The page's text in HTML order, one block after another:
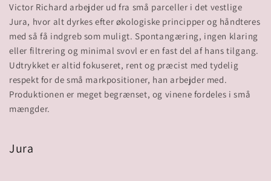
Victor Richard arbejder ud fra små parceller i det vestlige
Jura, hvor alt dyrkes efter økologiske principper og håndteres
med så få indgreb som muligt. Spontangæring, ingen klaring
eller filtrering og minimal svovl er en fast del af hans tilgang.
Udtrykket er altid fokuseret, rent og præcist med tydelig
respekt for de små markpositioner, han arbejder med.
Produktionen er meget begrænset, og vinene fordeles i små
Jura